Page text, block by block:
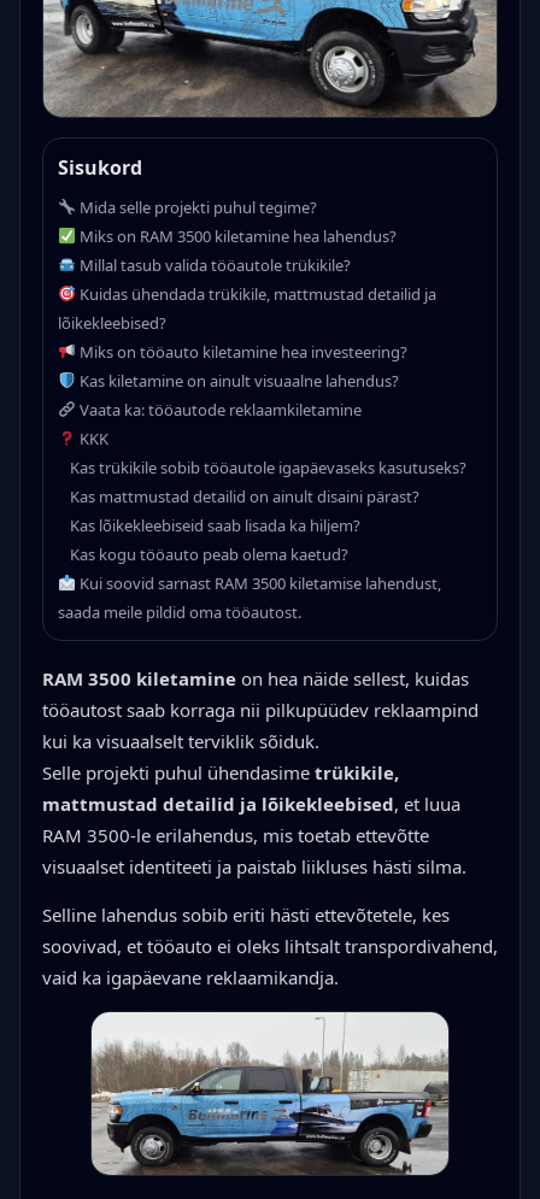
Sisukord
Mida selle projekti puhul tegime?
Miks on RAM 3500 kiletamine hea lahendus?
Millal tasub valida tööautole trükikile?
Kuidas ühendada trükikile, mattmustad detailid ja
lõikekleebised?
Miks on tööauto kiletamine hea investeering?
Kas kiletamine on ainult visuaalne lahendus?
Vaata ka: tööautode reklaamkiletamine
KKK
Kas trükikile sobib tööautole igapäevaseks kasutuseks?
Kas mattmustad detailid on ainult disaini pärast?
Kas lõikekleebiseid saab lisada ka hiljem?
Kas kogu tööauto peab olema kaetud?
Kui soovid sarnast RAM 3500 kiletamise lahendust,
saada meile pildid oma tööautost.
RAM 3500 kiletamine on hea näide sellest, kuidas
tööautost saab korraga nii pilkupüüdev reklaampind
kui ka visuaalselt terviklik sõiduk.
Selle projekti puhul ühendasime trükikile,
mattmustad detailid ja lõikekleebised, et luua
RAM 3500-le erilahendus, mis toetab ettevõtte
visuaalset identiteeti ja paistab liikluses hästi silma.
Selline lahendus sobib eriti hästi ettevõtetele, kes
soovivad, et tööauto ei oleks lihtsalt transpordivahend,
vaid ka igapäevane reklaamikandja.